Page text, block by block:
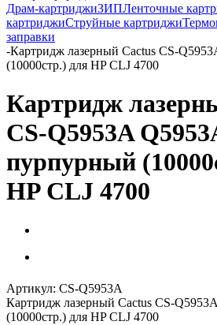
Драм-картриджиЗИПЛенточные
картриджиСтруйные картриджи
заправки
-Картридж лазерный Cactus CS-
(10000стр.) для HP CLJ 4700
Картридж
CS-Q5953A
пурпурный
HP CLJ 4700
Артикул: CS-Q5953A
Картридж лазерный Cactus CS-
(10000стр.) для HP CLJ 4700